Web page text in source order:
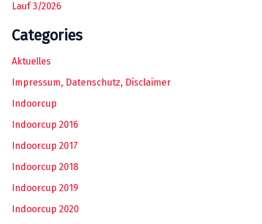
Lauf 3/2026
Categories
Aktuelles
Impressum, Datenschutz, Disclaimer
Indoorcup
Indoorcup 2016
Indoorcup 2017
Indoorcup 2018
Indoorcup 2019
Indoorcup 2020